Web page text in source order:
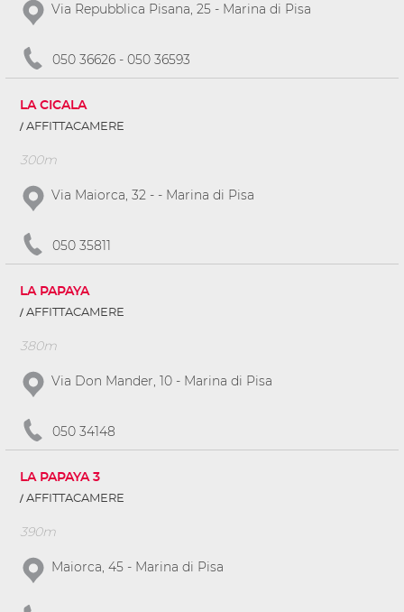
Via Repubblica Pisana, 25 - Marina di Pisa
050 36626 - 050 36593
LA CICALA
AFFITTACAMERE
300m
Via Maiorca, 32 - - Marina di Pisa
050 35811
LA PAPAYA
AFFITTACAMERE
380m
Via Don Mander, 10 - Marina di Pisa
050 34148
LA PAPAYA 3
AFFITTACAMERE
390m
Maiorca, 45 - Marina di Pisa